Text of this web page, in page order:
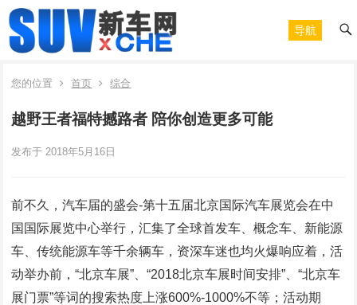
导航
您的位置 首页 综合
越野王者福特撼路者 陪你创造更多可能
发布于 2018年5月16日
前不久，汽车届的盛会-第十五届北京国际汽车展览会在中
国国际展览中心举行，汇集了全球首发车、概念车、新能源
车、传统能源车等千余辆车，资深车迷也均火爆响应着，活
动举办前，“北京车展”、“2018北京车展时间安排”、“北京车
展门票”等词的搜索热度上涨600%-1000%不等；活动期